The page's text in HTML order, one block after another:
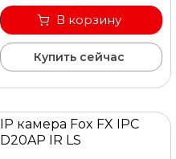
В корзину
Купить сейчас
IP камера Fox FX IPC
D20AP IR LS